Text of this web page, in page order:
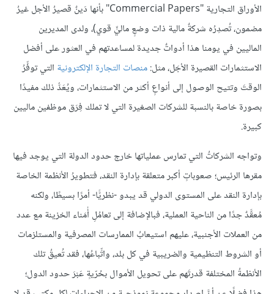
الأوراق التجارية "Commercial Papers" بأنها دَينٌ قصيرُ الأجل غيرُ
مضمون، تُصدِرُه شركةٌ مالية ذات وضعٍ ماليٍّ قوي)، ولدى المديرين
الماليين في يومنا هذا أدواتٌ جديدة لمساعدتهم في العثور على أفضل
الاستثمارات القصيرة الأجَل، مثل:منصات التجارة الإلكترونية التي توفِّرُ
الوقتَ وتتيح الوصول إلى أنواعٍ أكثر من الاستثمارات، ويُعَدُّ ذلك مفيدًا
بصورة خاصة بالنسبة للشركات الصغيرة التي لا تملك فِرَق موظفين ماليين
كبيرة.
وتواجه الشركاتُ التي تمارس عملياتها خارج حدود الدولة التي يوجد فيها
مقرها الرئيس؛ صعوباتٍ أكبر متعلقة بإدارة النقد، فتطويرُ الأنظمة الخاصة
بإدارة النقد على المستوى الدولي قد يبدو -نظريًّا- أمرًا بسيطًا، ولكنه
مُعقَّدٌ جدًا من الناحية العملية، فبالإضافة إلى تعامُلِ أُمَناء الخزينة مع عدد
من العملات الأجنبية، عليهم استيعابُ الممارسات المصرفية والمستلزمات
أو الشروط التنظيمية والضريبية في كل بلد، واتِّباعُها، فقد تُعيقُ تلك
الأنظمةُ المختلفة قدرتَهم على تحويل الأموال بحُرّيةٍ عَبْرَ حدود الدول؛